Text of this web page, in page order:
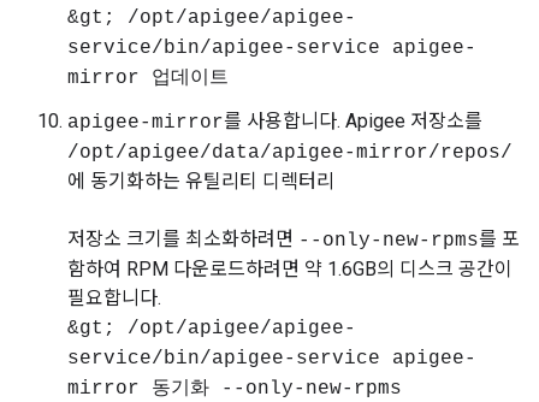
&gt; /opt/apigee/apigee-
service/bin/apigee-service apigee-
mirror 업데이트
apigee-mirror를 사용합니다. Apigee 저장소를
/opt/apigee/data/apigee-mirror/repos/
에 동기화하는 유틸리티 디렉터리
저장소 크기를 최소화하려면 --only-new-rpms를 포
함하여 RPM 다운로드하려면 약 1.6GB의 디스크 공간이
필요합니다.
&gt; /opt/apigee/apigee-
service/bin/apigee-service apigee-
mirror 동기화 --only-new-rpms